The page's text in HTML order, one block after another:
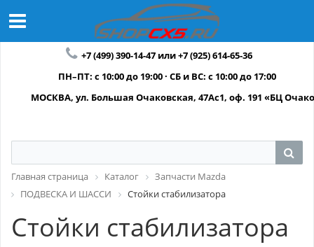
+7 (499) 390-14-47 или +7 (925) 614-65-36
ПН–ПТ: с 10:00 до 19:00 · СБ и ВС: с 10:00 до 17:00
МОСКВА, ул. Большая Очаковская, 47Ас1, оф. 191 «БЦ
Главная страница Каталог
Запчасти Mazda
ПОДВЕСКА И ШАССИ
Стойки стабилизатора
Стойки стабилизатора